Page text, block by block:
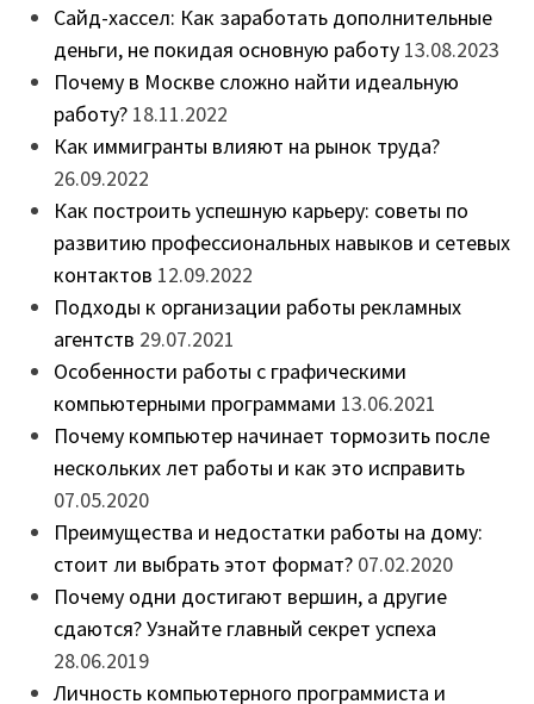
Сайд-хассел: Как заработать дополнительные
деньги, не покидая основную работу 13.08.2023
Почему в Москве сложно найти идеальную
работу? 18.11.2022
Как иммигранты влияют на рынок труда?
26.09.2022
Как построить успешную карьеру: советы по
развитию профессиональных навыков и сетевых
контактов 12.09.2022
Подходы к организации работы рекламных
агентств 29.07.2021
Особенности работы с графическими
компьютерными программами 13.06.2021
Почему компьютер начинает тормозить после
нескольких лет работы и как это исправить
07.05.2020
Преимущества и недостатки работы на дому:
стоит ли выбрать этот формат? 07.02.2020
Почему одни достигают вершин, а другие
сдаются? Узнайте главный секрет успеха
28.06.2019
Личность компьютерного программиста и